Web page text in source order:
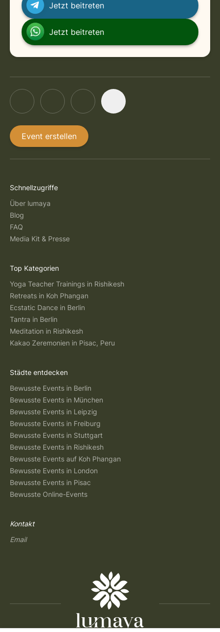
Jetzt beitreten
Jetzt beitreten
Event erstellen
Schnellzugriffe
Über lumaya
Blog
FAQ
Media Kit & Presse
Top Kategorien
Yoga Teacher Trainings in Rishikesh
Retreats in Koh Phangan
Ecstatic Dance in Berlin
Tantra in Berlin
Meditation in Rishikesh
Kakao Zeremonien in Pisac, Peru
Städte entdecken
Bewusste Events in Berlin
Bewusste Events in München
Bewusste Events in Leipzig
Bewusste Events in Freiburg
Bewusste Events in Stuttgart
Bewusste Events in Rishikesh
Bewusste Events auf Koh Phangan
Bewusste Events in London
Bewusste Events in Pisac
Bewusste Online-Events
Kontakt
Email